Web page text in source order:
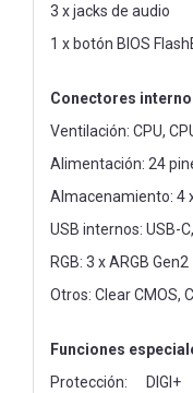
3 x jacks de audio
1 x botón BIOS
Conectores
Ventilación: CPU,
Alimentación: 24
Almacenamiento: 4
USB internos: USB-
RGB: 3 x ARGB Gen2
Otros: Clear CMOS,
Funciones
Protección: